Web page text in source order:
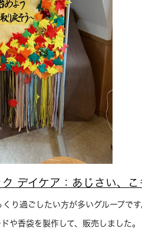
デイケア：あじさい、こ
り過ごしたい方が多いグループで
や香袋を製作して、販売しました。